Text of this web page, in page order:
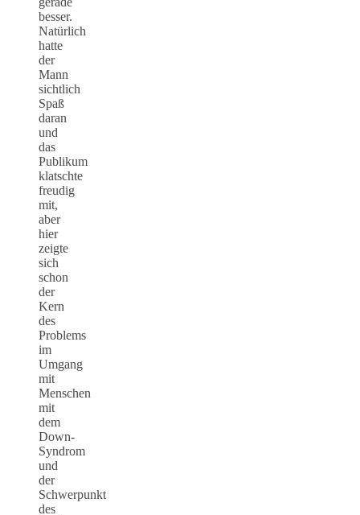
besser.
Natürlich
hatte
der
Mann
sichtlich
Spaß
daran
und
das
Publikum
klatschte
freudig
mit,
aber
hier
zeigte
sich
schon
der
Kern
des
Problems
im
Umgang
mit
Menschen
mit
dem
Down-
Syndrom
und
der
Schwerpunkt
des